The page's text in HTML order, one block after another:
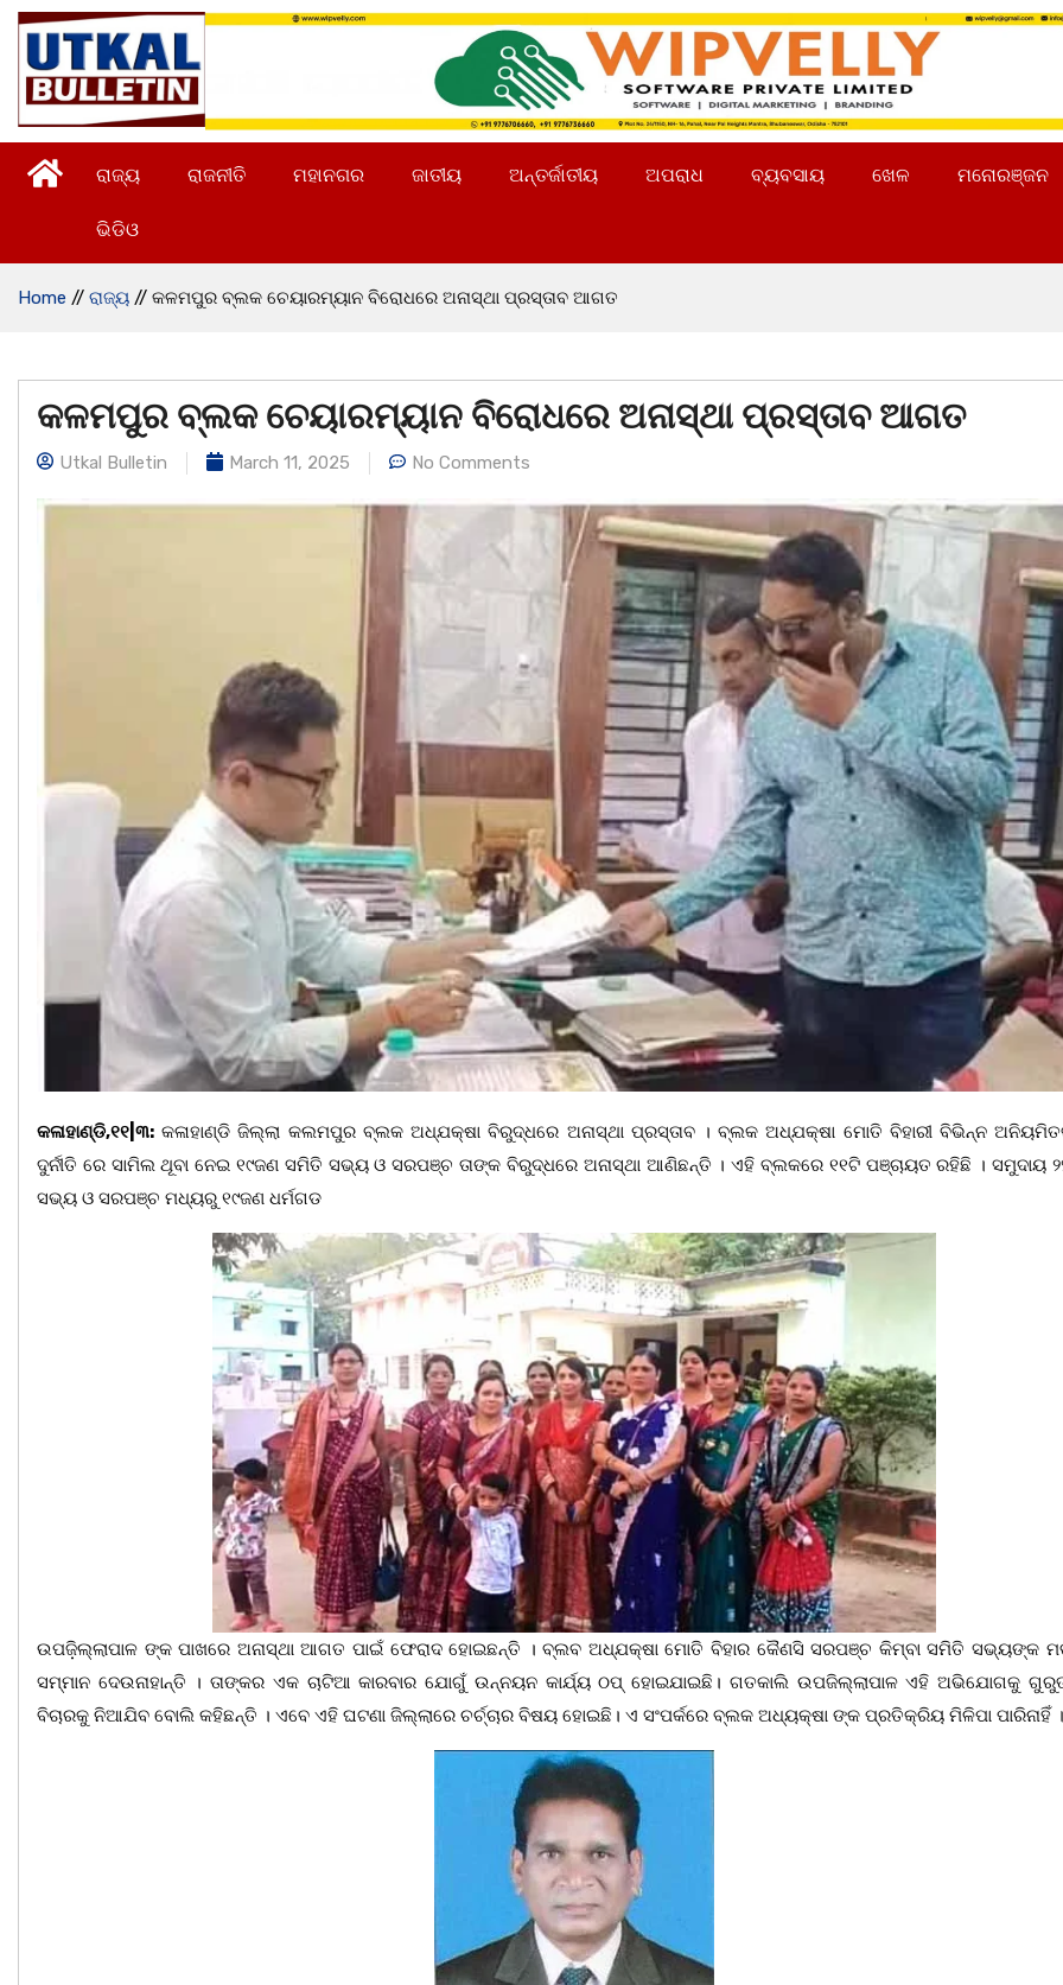
ରାଜ୍ୟ ରାଜନୀତି ମହାନଗର ଜାତୀୟ ଅନ୍ତର୍ଜାତୀୟ ଅପରାଧ ବ୍ୟବସାୟ ଖେଳ ମନୋରଞ୍ଜନ
ଭିଡିଓ
Home // ରାଜ୍ୟ // କଳମପୁର ବ୍ଲକ ଚେୟାରମ୍ୟାନ ବିରୋଧରେ ଅନାସ୍ଥା ପ୍ରସ୍ତାବ ଆଗତ
କଳମପୁର ବ୍ଲକ ଚେୟାରମ୍ୟାନ ବିରୋଧରେ ଅନାସ୍ଥା ପ୍ରସ୍ତାବ ଆଗତ
Utkal Bulletin March 11, 2025 No Comments
କଳାହାଣ୍ଡି,୧୧|୩: କଳାହାଣ୍ଡି ଜିଲ୍ଲା କଲମପୁର ବ୍ଲକ ଅଧ୍ଯକ୍ଷା ବିରୁଦ୍ଧରେ ଅନାସ୍ଥା ପ୍ରସ୍ତାବ । ବ୍ଲକ ଅଧ୍ଯକ୍ଷା ମୋତି ବିହାରୀ ବିଭିନ୍ନ
ଦୁର୍ନୀତି ରେ ସାମିଲ ଥୂବା ନେଇ ୧୯ଜଣ ସମିତି ସଭ୍ୟ ଓ ସରପଞ୍ଚ ତାଙ୍କ ବିରୁଦ୍ଧରେ ଅନାସ୍ଥା ଆଣିଛନ୍ତି । ଏହି ବ୍ଲକରେ ୧୧ଟି ପଞ୍ଚାୟତ ରହିଛି । ସମୁଦାୟ
ସଭ୍ୟ ଓ ସରପଞ୍ଚ ମଧ୍ୟରୁ ୧୯ଜଣ ଧର୍ମଗଡ
ଉପଜ଼ିଲ୍ଲାପାଳ ଙ୍କ ପାଖରେ ଅନାସ୍ଥା ଆଗତ ପାଇଁ ଫେରାଦ ହୋଇଛନ୍ତି । ବ୍ଲବ ଅଧ୍ଯକ୍ଷା ମୋତି ବିହାର କୈଣସି ସରପଞ୍ଚ କିମ୍ବା ସମିତି ସଭ୍ୟଙ୍କ
ସମ୍ମାନ ଦେଉନାହାନ୍ତି । ତାଙ୍କର ଏକ ଚାଟିଆ କାରବାର ଯୋଗୁଁ ଉନ୍ନୟନ କାର୍ଯ୍ୟ ଠପ୍ ହୋଇଯାଇଛି। ଗତକାଲି ଉପଜିଲ୍ଲାପାଳ ଏହି ଅଭିଯୋଗକୁ
ବିଚାରକୁ ନିଆଯିବ ବୋଲି କହିଛନ୍ତି । ଏବେ ଏହି ଘଟଣା ଜିଲ୍ଲାରେ ଚର୍ଚ୍ଚାର ବିଷୟ ହୋଇଛି। ଏ ସଂପର୍କରେ ବ୍ଲକ ଅଧ୍ୟକ୍ଷା ଙ୍କ ପ୍ରତିକ୍ରିୟ ମିଳିପା ପାରିନାହିଁ ।